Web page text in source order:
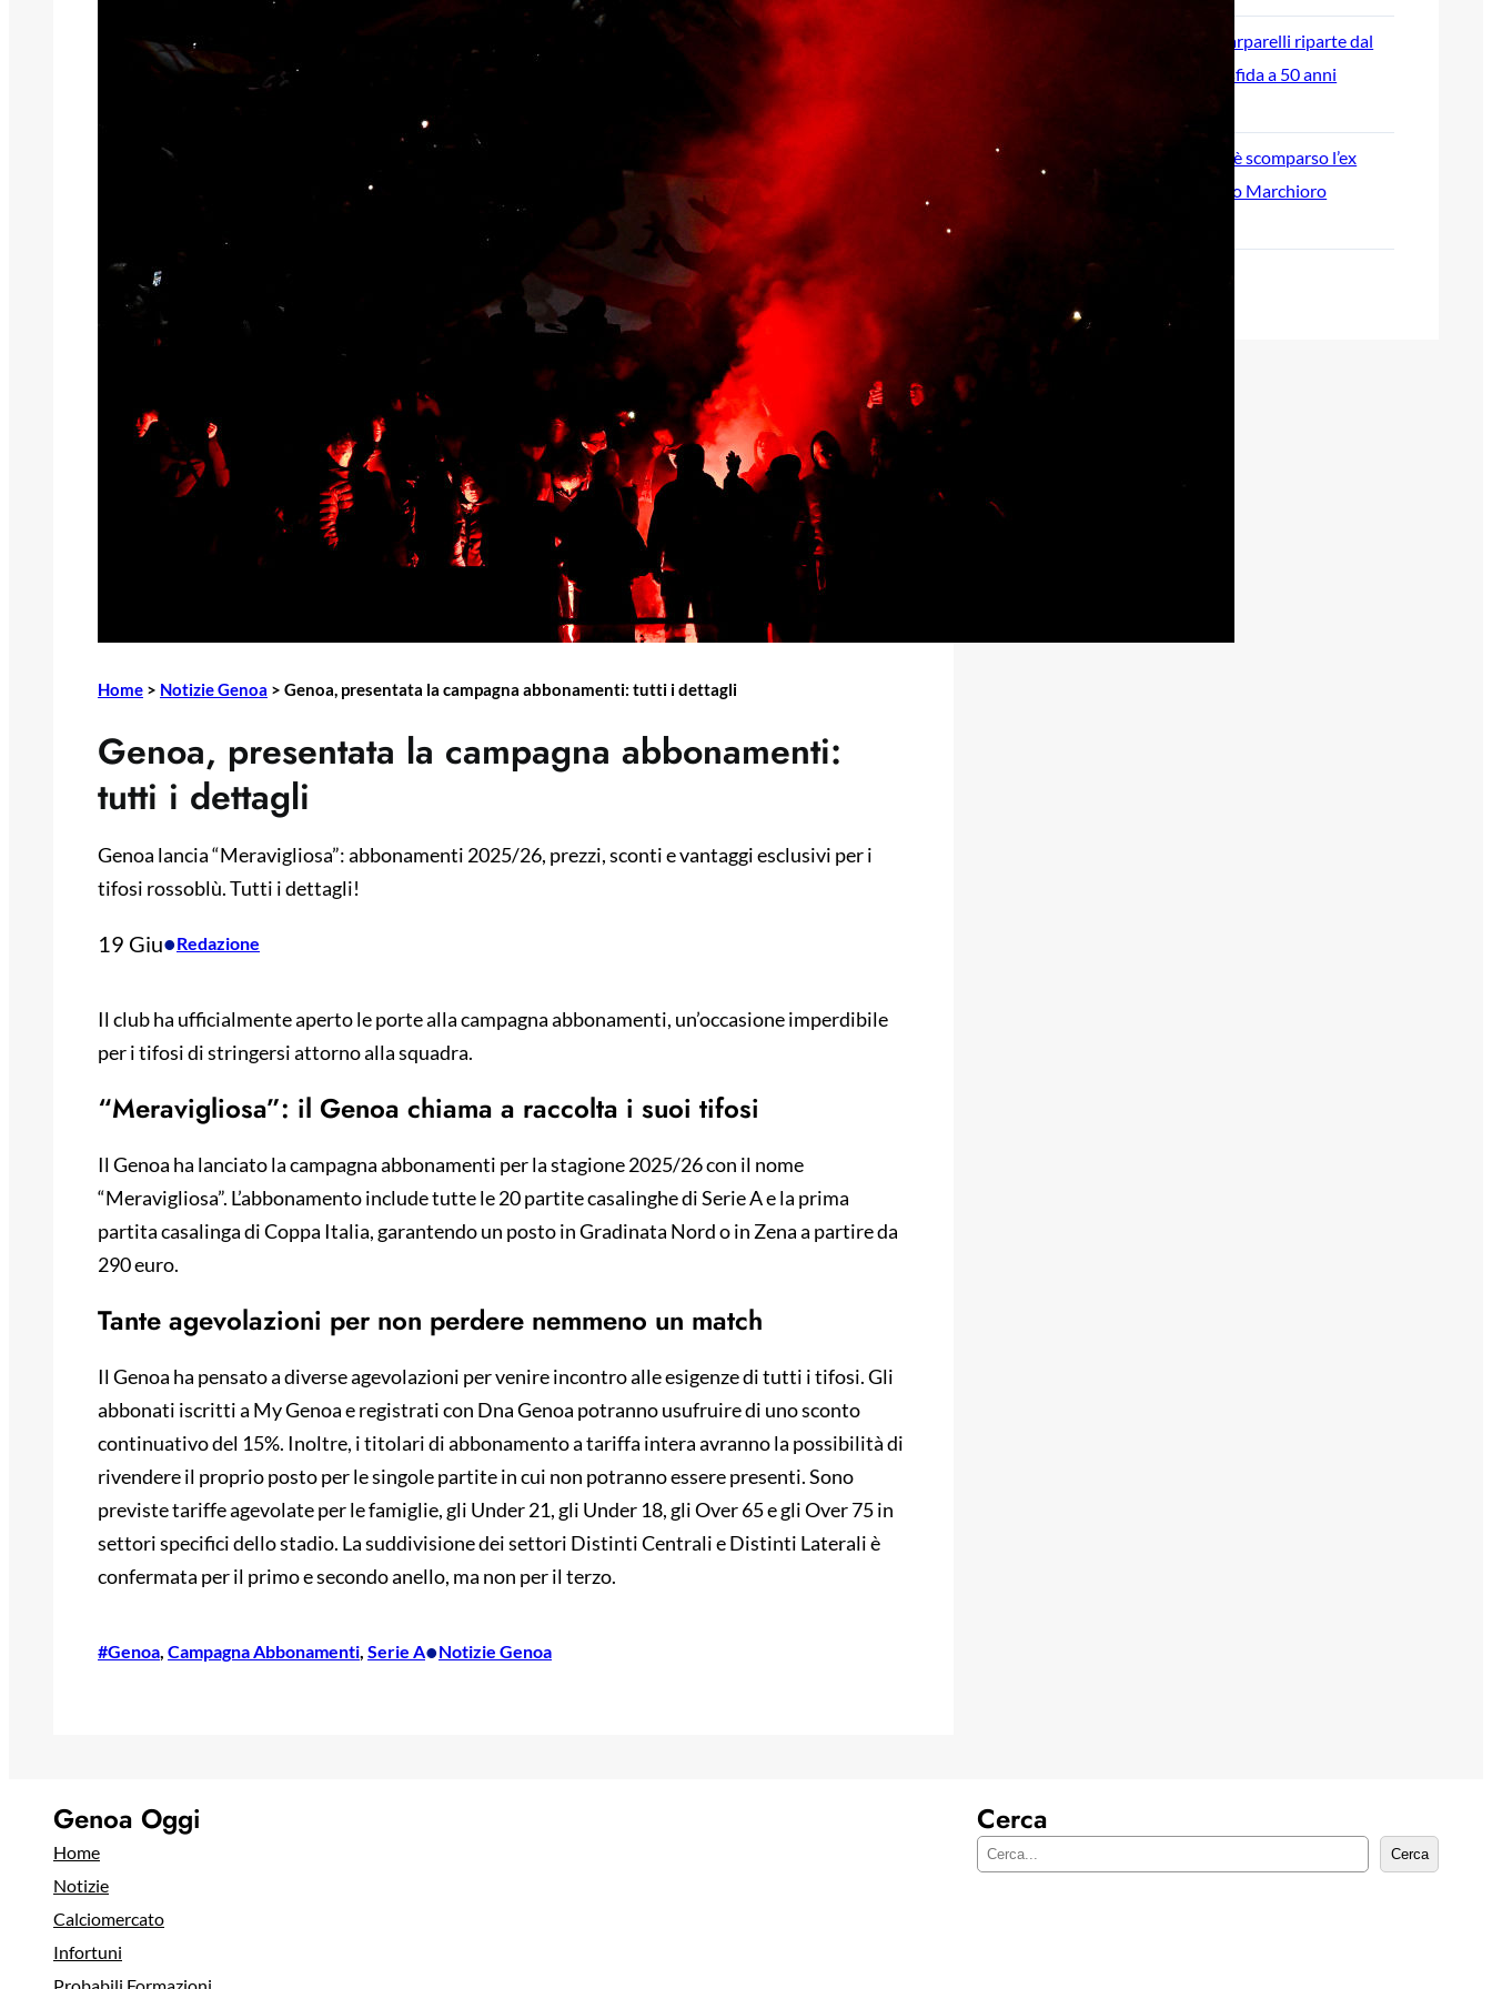
Home > Notizie Genoa > Genoa, presentata la campagna abbonamenti: tutti i dettagli
Genoa, presentata la campagna abbonamenti:
tutti i dettagli
Genoa lancia “Meravigliosa”: abbonamenti 2025/26, prezzi, sconti e vantaggi esclusivi per i
tifosi rossoblù. Tutti i dettagli!
19 Giu•Redazione
Il club ha ufficialmente aperto le porte alla campagna abbonamenti, un’occasione imperdibile
per i tifosi di stringersi attorno alla squadra.
“Meravigliosa”: il Genoa chiama a raccolta i suoi tifosi
Il Genoa ha lanciato la campagna abbonamenti per la stagione 2025/26 con il nome
“Meravigliosa”. L’abbonamento include tutte le 20 partite casalinghe di Serie A e la prima
partita casalinga di Coppa Italia, garantendo un posto in Gradinata Nord o in Zena a partire da
290 euro.
Tante agevolazioni per non perdere nemmeno un match
Il Genoa ha pensato a diverse agevolazioni per venire incontro alle esigenze di tutti i tifosi. Gli
abbonati iscritti a My Genoa e registrati con Dna Genoa potranno usufruire di uno sconto
continuativo del 15%. Inoltre, i titolari di abbonamento a tariffa intera avranno la possibilità di
rivendere il proprio posto per le singole partite in cui non potranno essere presenti. Sono
previste tariffe agevolate per le famiglie, gli Under 21, gli Under 18, gli Over 65 e gli Over 75 in
settori specifici dello stadio. La suddivisione dei settori Distinti Centrali e Distinti Laterali è
confermata per il primo e secondo anello, ma non per il terzo.
#Genoa, Campagna Abbonamenti, Serie A•Notizie Genoa
L’ex rossoblù Carparelli riparte dal
Cisano: nuova sfida a 50 anni
Genoa in lutto: è scomparso l’ex
allenatore Pippo Marchioro
Genoa Oggi
Home
Notizie
Calciomercato
Infortuni
Cerca
C
Cerca